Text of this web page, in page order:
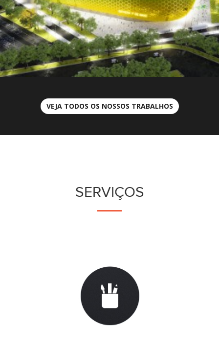
VEJA TODOS OS NOSSOS TRABALHOS
SERVIÇOS